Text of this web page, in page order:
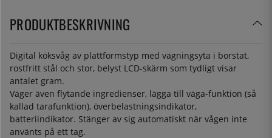
PRODUKTBESKRIVNING
Digital köksvåg av plattformstyp med vägningsyta i borstat,
rostfritt stål och stor, belyst LCD-skärm som tydligt visar
antalet gram.
Väger även flytande ingredienser, lägga till väga-funktion (så
kallad tarafunktion), överbelastningsindikator,
batteriindikator. Stänger av sig automatiskt när vågen inte
använts på ett tag.